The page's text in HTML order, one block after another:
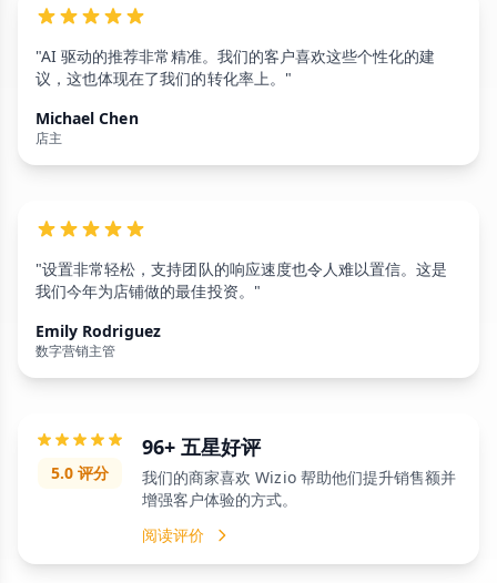
"AI 驱动的推荐非常精准。我们的客户喜欢这些个性化的建
议，这也体现在了我们的转化率上。"
Michael Chen
店主
"设置非常轻松，支持团队的响应速度也令人难以置信。这是
我们今年为店铺做的最佳投资。"
Emily Rodriguez
数字营销主管
5.0 评分
96+ 五星好评
我们的商家喜欢 Wizio 帮助他们提升销售额并
增强客户体验的方式。
阅读评价